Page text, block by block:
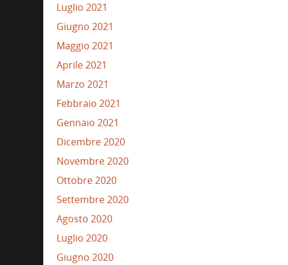
Luglio 2021
Giugno 2021
Maggio 2021
Aprile 2021
Marzo 2021
Febbraio 2021
Gennaio 2021
Dicembre 2020
Novembre 2020
Ottobre 2020
Settembre 2020
Agosto 2020
Luglio 2020
Giugno 2020